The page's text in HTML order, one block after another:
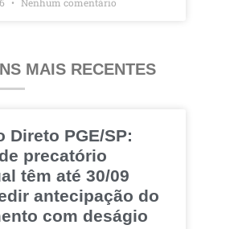
Nenhum comentário
MAIS RECENTES
Direto PGE/SP:
precatório
têm até 30/09
antecipação do
com deságio